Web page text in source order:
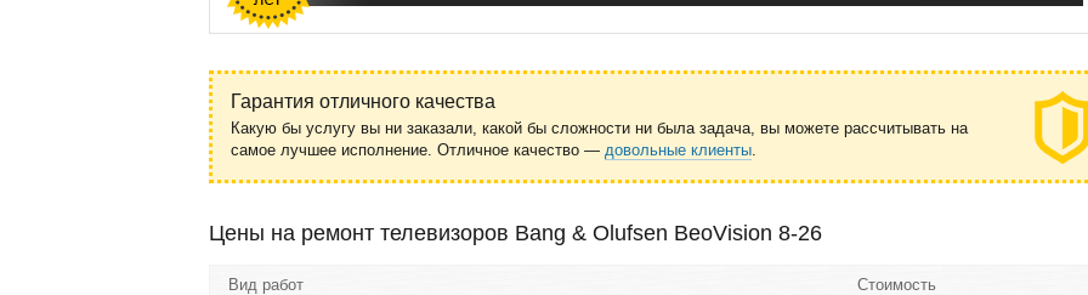
Гарантия отличного качества
Какую бы услугу вы ни заказали, какой бы сложности ни была задача, вы можете рассчитывать на
самое лучшее исполнение. Отличное качество — довольные клиенты.
Цены на ремонт телевизоров Bang & Olufsen BeoVision 8-26
Вид работ Стоимость